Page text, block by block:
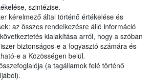
szintézise.
kérelmező által történő értékelése és
az összes rendelkezésre álló információ
kialakítása arról, hogy a szóban
biztonságos-e a fogyasztó számára és
e a Közösségen belül.
(a tagállamok felé történő